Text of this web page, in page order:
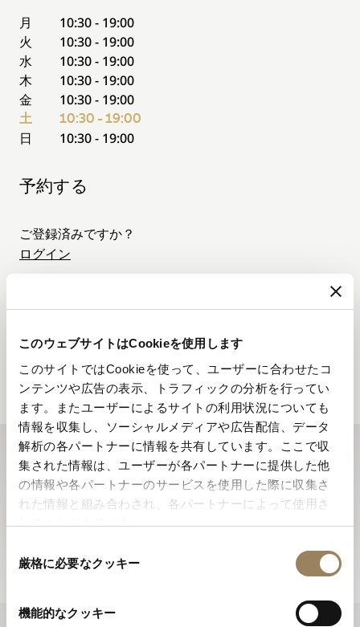
このウェブサイトはCookieを使用します
このサイトではCookieを使って、ユーザーに合わせたコ
ンテンツや広告の表示、トラフィックの分析を行ってい
ます。またユーザーによるサイトの利用状況についても
情報を収集し、ソーシャルメディアや広告配信、データ
解析の各パートナーに情報を共有しています。ここで収
集された情報は、ユーザーが各パートナーに提供した他
の情報や各パートナーのサービスを使用した際に収集さ
れた情報と組み合わされ、各パートナーによって使用さ
れることがあります。
厳格に必要なクッキー
機能的なクッキー
月
10:30 - 19:00
火
10:30 - 19:00
水
10:30 - 19:00
木
10:30 - 19:00
金
10:30 - 19:00
土 10:30 - 19:00
日 10:30 - 19:00
予約する
ご登録済みですか？
ログイン
月.
03
火.
04
水.
05
木.
06
金.
07 08 09
ニュースレターに登録する
ブレゲのニュースレターでは、年間を通じてブレゲの最
新ニュースをお届けします。